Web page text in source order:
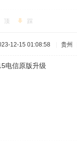
顶 踩
12-15 01:08:58 贵州
电信原版升级